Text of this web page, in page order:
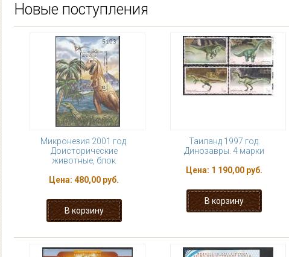
Новые поступления
Микронезия 2001 год.
Доисторические
животные, блок
Цена: 480,00 руб.
Таиланд 1997 год.
Динозавры. 4 марки
Цена: 1 190,00 руб.